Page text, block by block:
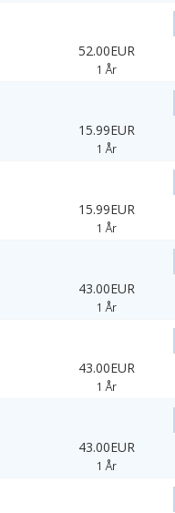
52.00EUR
1 År
15.99EUR
1 År
15.99EUR
1 År
43.00EUR
1 År
43.00EUR
1 År
43.00EUR
1 År